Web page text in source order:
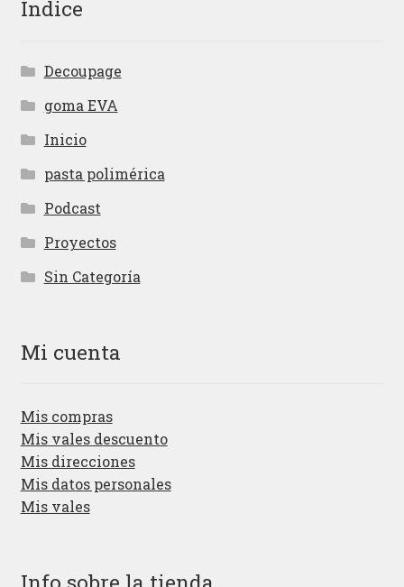
Indice
Decoupage
goma EVA
Inicio
pasta polimérica
Podcast
Proyectos
Sin Categoría
Mi cuenta
Mis compras
Mis vales descuento
Mis direcciones
Mis datos personales
Mis vales